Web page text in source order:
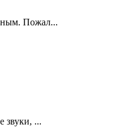
Пожал...
звуки, ...